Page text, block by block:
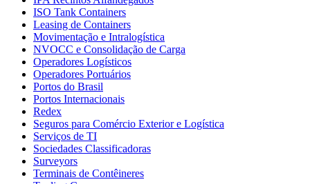
ISO Tank Containers
Leasing de Containers
Movimentação e Intralogística
NVOCC e Consolidação de Carga
Operadores Logísticos
Operadores Portuários
Portos do Brasil
Portos Internacionais
Redex
Seguros para Comércio Exterior e Logística
Serviços de TI
Sociedades Classificadoras
Surveyors
Terminais de Contêineres